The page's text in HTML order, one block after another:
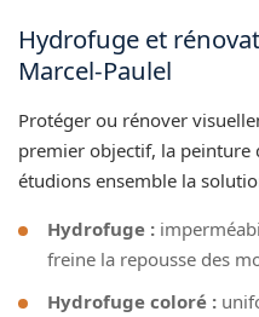
Hydrofuge et
Marcel-Paulel
Protéger ou rénover
premier objectif, la peinture
étudions ensemble la
Hydrofuge :
freine la repousse des
Hydrofuge coloré :